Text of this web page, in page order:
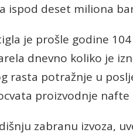
ispod deset miliona
je prošle godine
dnevno koliko je
rasta potražnje u
proizvodnje nafte
zabranu izvoza,